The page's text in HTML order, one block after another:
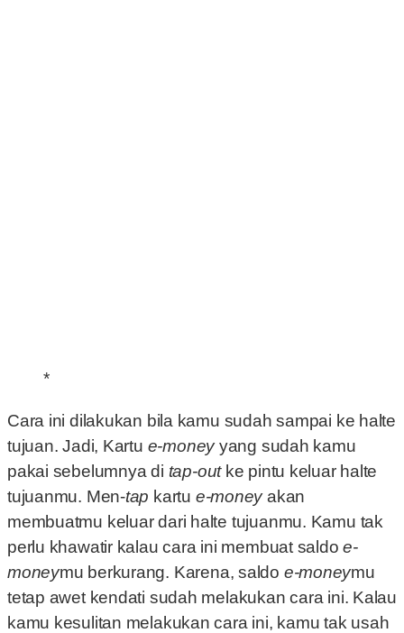
*
Cara ini dilakukan bila kamu sudah sampai ke halte
tujuan. Jadi, Kartu e-moneyyang sudah kamu
pakai sebelumnya di tap-out ke pintu keluar halte
tujuanmu. Men-tap kartu e-moneyakan
membuatmu keluar dari halte tujuanmu. Kamu tak
perlu khawatir kalau cara ini membuat saldoe-
moneymu berkurang. Karena, saldo e-moneymu
tetap awet kendati sudah melakukan cara ini. Kalau
kamu kesulitan melakukan cara ini, kamu tak usah